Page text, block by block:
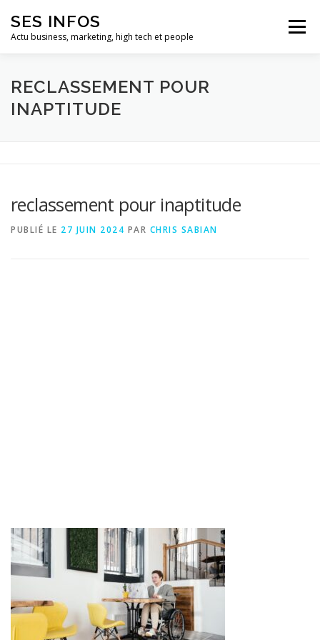
contenu
SES INFOS
Actu business, marketing, high tech et people
Menu
BUSINESS MARKETING
RECLASSEMENT POUR
INAPTITUDE
reclassement pour inaptitude
PUBLIÉ LE 27 JUIN 2024 PAR CHRIS SABIAN